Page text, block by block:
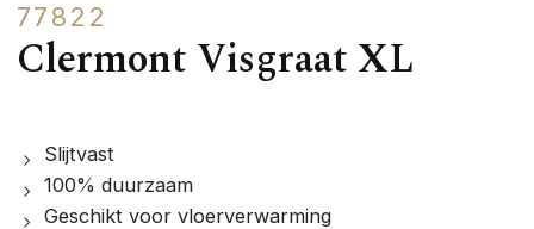
77822
Clermont Visgraat XL
Slijtvast
100% duurzaam
Geschikt voor vloerverwarming